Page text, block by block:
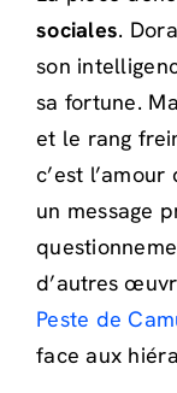
sociales.
son
sa fortune.
et le rang
c’est
un message
d’autres
Peste de
face aux